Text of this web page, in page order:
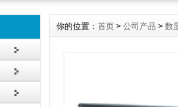
你的位置： 首页 > 公司产品 > 数